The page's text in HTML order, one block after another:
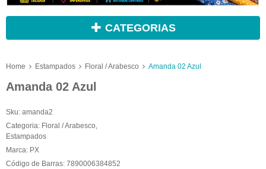
CATEGORIAS
Home Estampados Floral / Arabesco Amanda 02 Azul
Amanda 02 Azul
Sku: amanda2
Categoria: Floral / Arabesco,
Estampados
Marca: PX
Código de Barras: 7890006384852